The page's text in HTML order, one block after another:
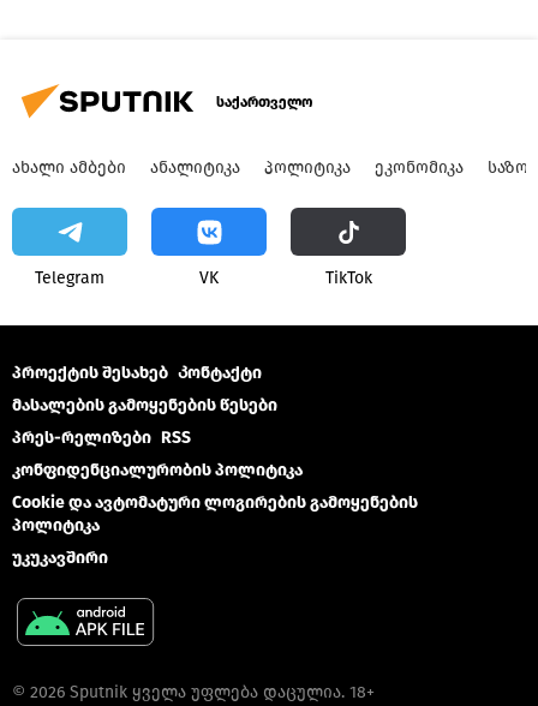
საქართველო
ᲐᲮᲐᲚᲘ ᲐᲛᲑᲔᲑᲘ ᲐᲜᲐᲚᲘᲢᲘᲙᲐ ᲞᲝᲚᲘᲢᲘᲙᲐ ᲔᲙᲝᲜᲝᲛᲘᲙᲐ
Telegram VK ТikТоk
პროექტის შესახებ Კონტაქტი
მასალების გამოყენების წესები
პრეს-რელიზები RSS
კონფიდენციალურობის პოლიტიკა
Cookie და ავტომატური ლოგირების გამოყენების
პოლიტიკა
უკუკავშირი
© 2026 Sputnik ყველა უფლება დაცულია. 18+